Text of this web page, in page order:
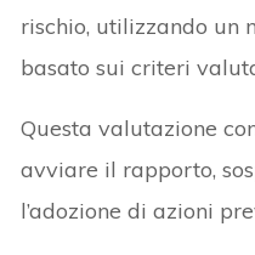
rischio, utilizzando un
basato sui criteri
Questa valutazione
avviare il rapporto,
l’adozione di azioni